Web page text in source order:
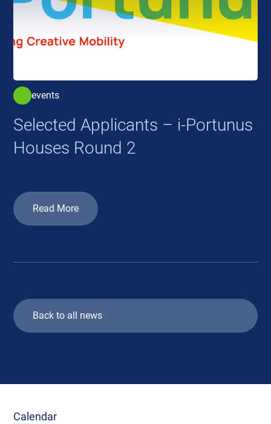
events
Selected Applicants – i-Portunus
Houses Round 2
Read More
Back to all news
Calendar